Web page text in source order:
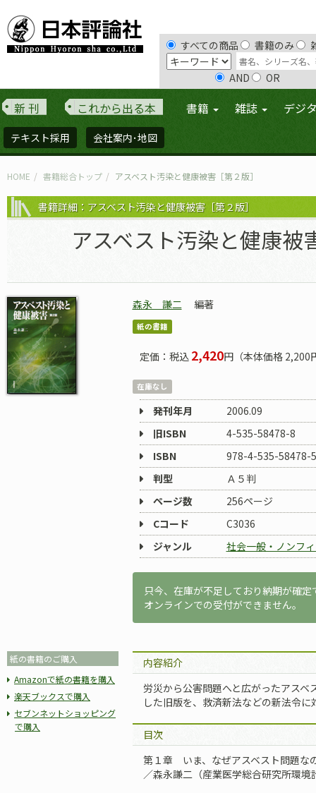
すべての商品 書籍のみ
AND OR
新 刊 これから出る本 書籍 雑誌 デジ
テキスト採用 会社案内･地図
HOME 書籍総合トップ アスベスト汚染と健康被害［第２版］
書籍詳細：アスベスト汚染と健康被害［第２版］
アスベスト汚染と健康被
森永 謙二 編著
紙の書籍
定価：税込 2,420円（本体価格 2,200
在庫なし
発刊年月
2006.09
旧ISBN
4-535-58478-8
ISBN
978-4-535-58478-5
判型
Ａ５判
ページ数
256ページ
Cコード
C3036
ジャンル
社会一般・ノンフ
只今、在庫が不足しており納期が確定
オンラインでの受付ができません。
紙の書籍のご購入
Amazonで紙の書籍を購入
楽天ブックスで購入
セブンネットショッピング
で購入
内容紹介
労災から公害問題へと広がったアス
した旧版を、救済新法などの新法令に
目次
第１章 いま、なぜアスベスト問題な
／森永謙二（産業医学総合研究所環